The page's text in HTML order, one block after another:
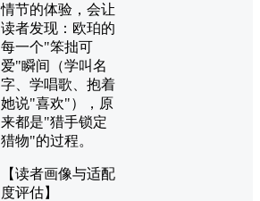
情节的体验，会让
读者发现：欧珀的
每一个"笨拙可
爱"瞬间（学叫名
字、学唱歌、抱着
她说"喜欢"），原
来都是"猎手锁定
猎物"的过程。
【读者画像与适配
度评估】